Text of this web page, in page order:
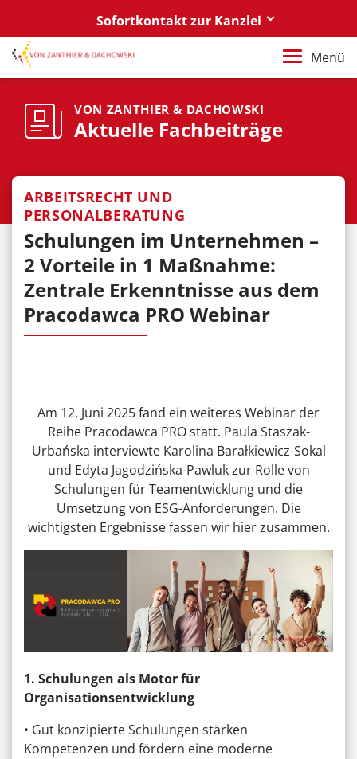
Sofortkontakt zur Kanzlei
Berlin
+49 30 88 03 59 0
Poznań / Warszawa
+48 61 85 82 55 0
Poznań / Warszawa
poznan@vonzanthier.com
Menü
VON ZANTHIER & DACHOWSKI
Aktuelle Fachbeiträge
ARBEITSRECHT UND
PERSONALBERATUNG
Schulungen im Unternehmen –
2 Vorteile in 1 Maßnahme:
Zentrale Erkenntnisse aus dem
Pracodawca PRO Webinar
Am 12. Juni 2025 fand ein weiteres Webinar der
Reihe Pracodawca PRO statt. Paula Staszak-
Urbańska interviewte Karolina Barałkiewicz-Sokal
und Edyta Jagodzińska-Pawluk zur Rolle von
Schulungen für Teamentwicklung und die
Umsetzung von ESG-Anforderungen. Die
wichtigsten Ergebnisse fassen wir hier zusammen.
1. Schulungen als Motor für
Organisationsentwicklung
• Gut konzipierte Schulungen stärken
Kompetenzen und fördern eine moderne